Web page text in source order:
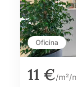
Oficina
11 €/m²/